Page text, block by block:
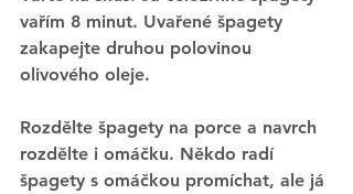
vařím 8 minut. Uvařené špagety
zakapejte druhou polovinou
olivového oleje.
Rozdělte špagety na porce a navrch
rozdělte i omáčku. Někdo radí
špagety s omáčkou promíchat, ale já